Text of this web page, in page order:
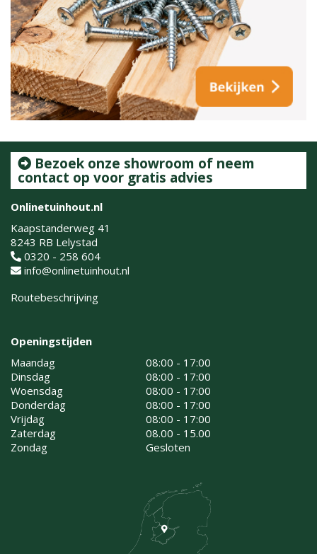
Bezoek onze showroom of neem
contact op voor gratis advies
Onlinetuinhout.nl
Kaapstanderweg 41
8243 RB Lelystad
0320 - 258 604
info@onlinetuinhout.nl
Routebeschrijving
Openingstijden
Maandag
08:00 - 17:00
Dinsdag
08:00 - 17:00
Woensdag
08:00 - 17:00
Donderdag
08:00 - 17:00
Vrijdag
08:00 - 17:00
Zaterdag
08.00 - 15.00
Zondag
Gesloten